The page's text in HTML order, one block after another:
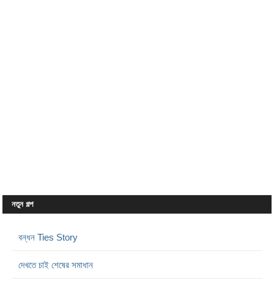
নতুন গল্প
বন্ধন Ties Story
দেখতে চাই শেষের সমাধান